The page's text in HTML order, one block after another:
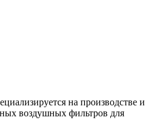
на производстве и
воздушных фильтров для